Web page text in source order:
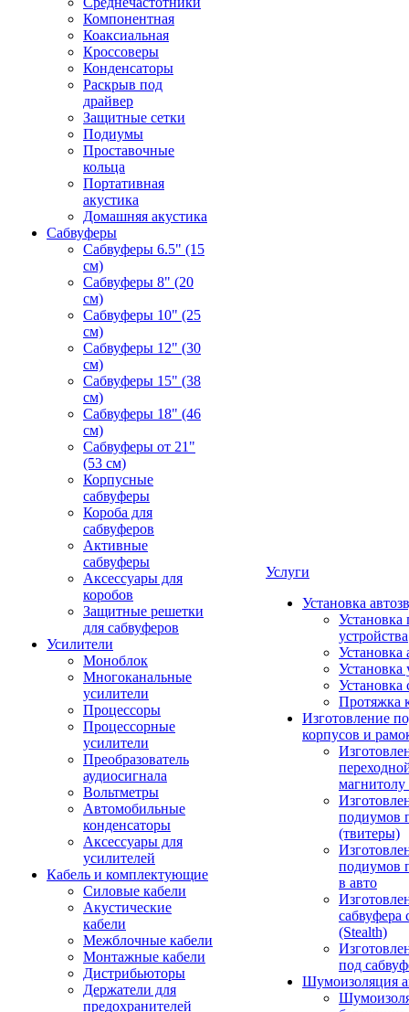
Компонентная
Коаксиальная
Кроссоверы
Конденсаторы
Раскрыв под
драйвер
Защитные сетки
Подиумы
Проставочные
кольца
Портативная
акустика
Домашняя акустика
Сабвуферы
Сабвуферы 6.5" (15
см)
Сабвуферы 8" (20
см)
Сабвуферы 10" (25
см)
Сабвуферы 12" (30
см)
Сабвуферы 15" (38
см)
Сабвуферы 18" (46
см)
Сабвуферы от 21"
(53 см)
Корпусные
сабвуферы
Короба для
сабвуферов
Активные
сабвуферы
Аксессуары для
коробов
Защитные решетки
для сабвуферов
Усилители
Моноблок
Многоканальные
усилители
Процессоры
Процессорные
усилители
Преобразователь
аудиосигнала
Вольтметры
Автомобильные
конденсаторы
Аксессуары для
усилителей
Кабель и комплектующие
Силовые кабели
Акустические
кабели
Межблочные кабели
Монтажные кабели
Дистрибьюторы
Держатели для
предохранителей
Услуги
Установка
Установка
устройства
Установка
Установка
Установка
Протяжка
Изготовление
корпусов и
подиумов
(твитеры)
подиумов
в авто
сабвуфера
(Stealth)
под
Шумоизоляция